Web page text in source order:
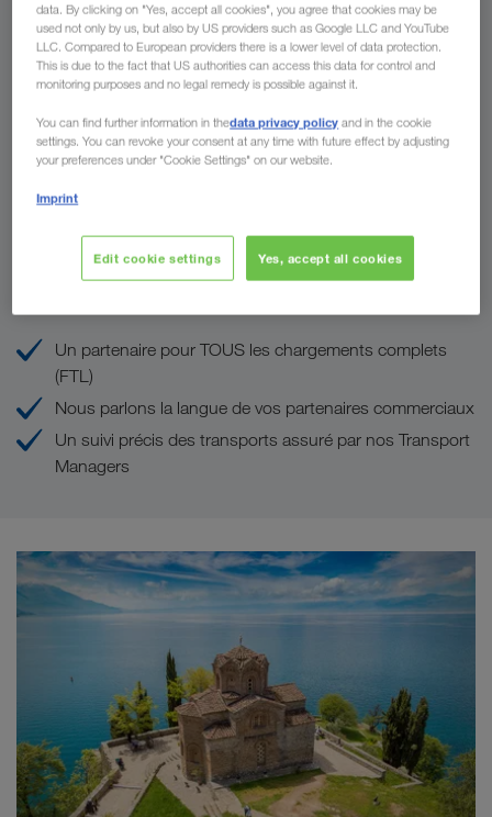
Vers
Demander un devis
Vos avantages chez LKW WALTER
Un partenaire pour TOUS les chargements complets
(FTL)
Nous parlons la langue de vos partenaires commerciaux
Un suivi précis des transports assuré par nos Transport
Managers
data. By clicking on "Yes, accept all cookies", you agree that cookies may be
used not only by us, but also by US providers such as Google LLC and YouTube
LLC. Compared to European providers there is a lower level of data protection.
This is due to the fact that US authorities can access this data for control and
monitoring purposes and no legal remedy is possible against it.
You can find further information in thedata privacy policy and in the cookie
settings. You can revoke your consent at any time with future effect by adjusting
your preferences under "Cookie Settings" on our website.
Imprint
Edit cookie settings Yes, accept all cookies